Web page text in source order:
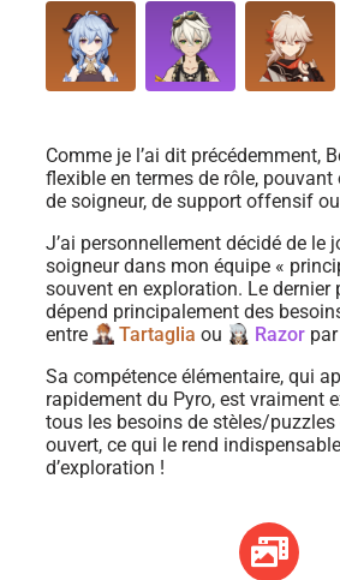
Comme je l’ai dit précédemment,
flexible en termes de rôle, pouvant
de soigneur, de support offensif
J’ai personnellement décidé de le
soigneur dans mon équipe «
souvent en exploration. Le dernier
dépend principalement des
entre
Tartaglia ou Razorpar
Sa compétence élémentaire, qui
rapidement du Pyro, est vraiment
tous les besoins de stèles/
ouvert, ce qui le rend
d’exploration !